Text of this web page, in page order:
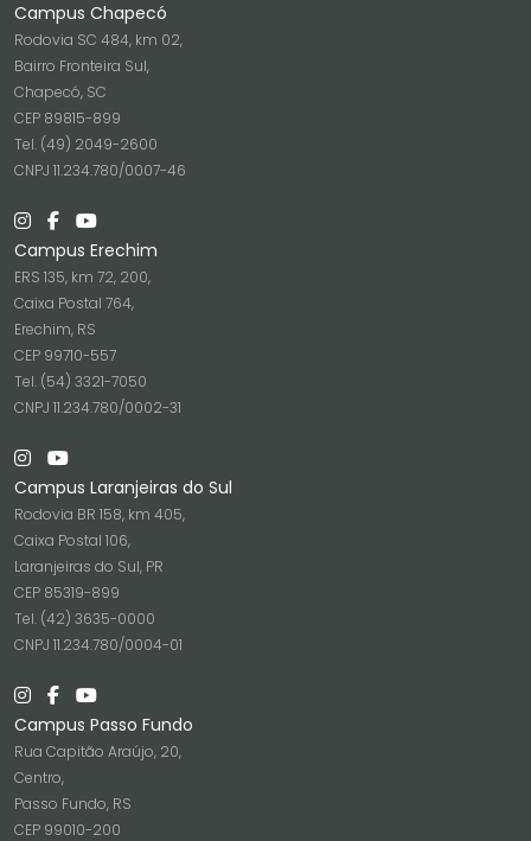
Campus Chapecó
Rodovia SC 484, km 02,
Bairro Fronteira Sul,
Chapecó, SC
CEP 89815-899
Tel. (49) 2049-2600
CNPJ 11.234.780/0007-46
Campus Erechim
ERS 135, km 72, 200,
Caixa Postal 764,
Erechim, RS
CEP 99710-557
Tel. (54) 3321-7050
CNPJ 11.234.780/0002-31
Campus Laranjeiras do Sul
Rodovia BR 158, km 405,
Caixa Postal 106,
Laranjeiras do Sul, PR
CEP 85319-899
Tel. (42) 3635-0000
CNPJ 11.234.780/0004-01
Campus Passo Fundo
Rua Capitão Araújo, 20,
Centro,
Passo Fundo, RS
CEP 99010-200